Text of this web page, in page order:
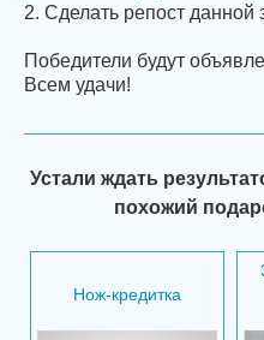
2. Сделать репост данной
Победители будут
Всем удачи!
Устали ждать
похожий
Нож-кредитка